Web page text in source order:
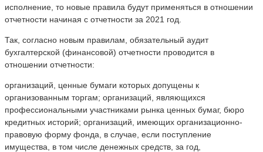
исполнение, то новые правила будут применяться в отношении
отчетности начиная с отчетности за 2021 год.
Так, согласно новым правилам, обязательный аудит
бухгалтерской (финансовой) отчетности проводится в
отношении отчетности:
организаций, ценные бумаги которых допущены к
организованным торгам; организаций, являющихся
профессиональными участниками рынка ценных бумаг, бюро
кредитных историй; организаций, имеющих организационно-
правовую форму фонда, в случае, если поступление
имущества, в том числе денежных средств, за год,